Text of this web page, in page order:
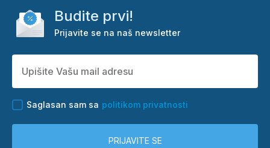
Budite prvi!
Prijavite se na naš newsletter
Saglasan sam sa politikom privatnosti
PRIJAVITE SE